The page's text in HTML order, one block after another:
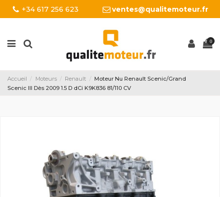
+34 617 256 623 ventes@qualitemoteur.fr
0
Accueil Moteurs Renault
Moteur Nu Renault Scenic/Grand
Scenic III Dès 2009 1.5 D dCi K9K836 81/110 CV